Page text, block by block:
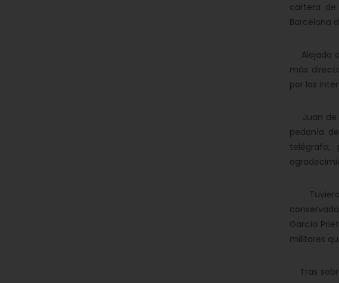
cartera de
Barcelona
Alejado
más
por los
Juan de
pedanía de
García
militares
Tras